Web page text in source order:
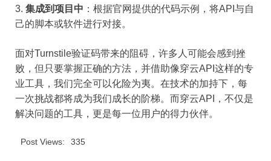
集成到项目中 ：根据官网提供的代码示例，将API与自
己的脚本或软件进行对接。
面对Turnstile验证码带来的阻碍，许多人可能会感到挫
败，但只要掌握正确的方法，并借助像穿云API这样的专
业工具，我们完全可以化险为夷。在技术的加持下，每
一次挑战都将成为我们成长的阶梯。而穿云API，不仅是
解决问题的工具，更是每一位用户的得力伙伴。
Post Views: 335